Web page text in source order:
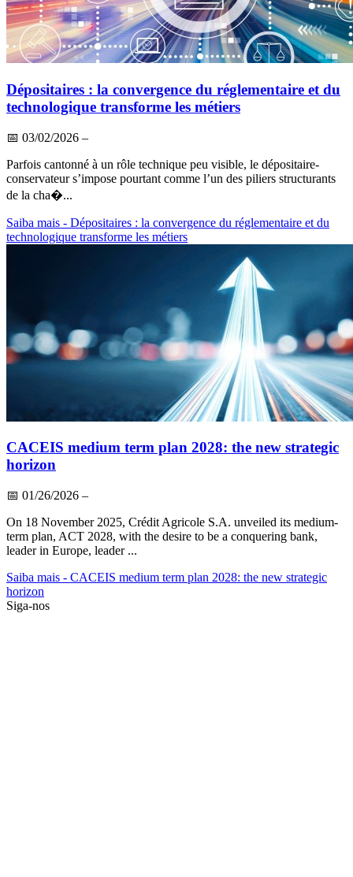
Dépositaires : la convergence du réglementaire et du
technologique transforme les métiers
📅 03/02/2026 –
Parfois cantonné à un rôle technique peu visible, le dépositaire-
conservateur s’impose pourtant comme l’un des piliers structurants
de la cha�...
Saiba mais - Dépositaires : la convergence du réglementaire et du
technologique transforme les métiers
CACEIS medium term plan 2028: the new strategic
horizon
📅 01/26/2026 –
On 18 November 2025, Crédit Agricole S.A. unveiled its medium-
term plan, ACT 2028, with the desire to be a conquering bank,
leader in Europe, leader ...
Saiba mais - CACEIS medium term plan 2028: the new strategic
horizon
Siga-nos